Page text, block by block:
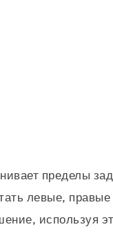
пределы
левые,
используя